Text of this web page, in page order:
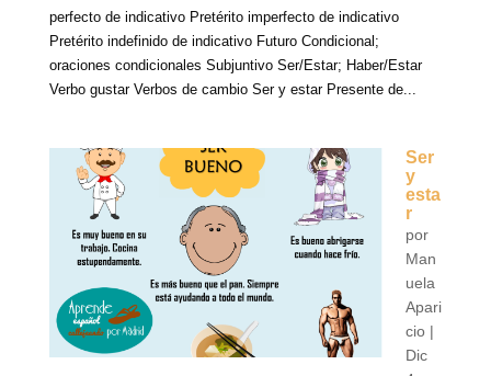
perfecto de indicativo Pretérito imperfecto de indicativo
Pretérito indefinido de indicativo Futuro Condicional;
oraciones condicionales Subjuntivo Ser/Estar; Haber/Estar
Verbo gustar Verbos de cambio Ser y estar Presente de...
Ser
y
esta
r
por
Man
uela
Apari
cio|
Dic